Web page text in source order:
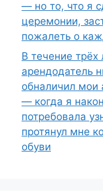
— но то, что я
церемонии,
пожалеть о
В течение трёх
арендодатель
обналичил мои
— когда я
потребовала
протянул мне
обуви